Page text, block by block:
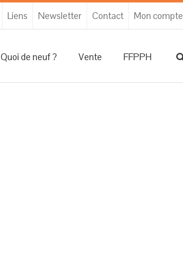
Liens Newsletter Contact Mon compte
Quoi de neuf ? Vente FFPPH